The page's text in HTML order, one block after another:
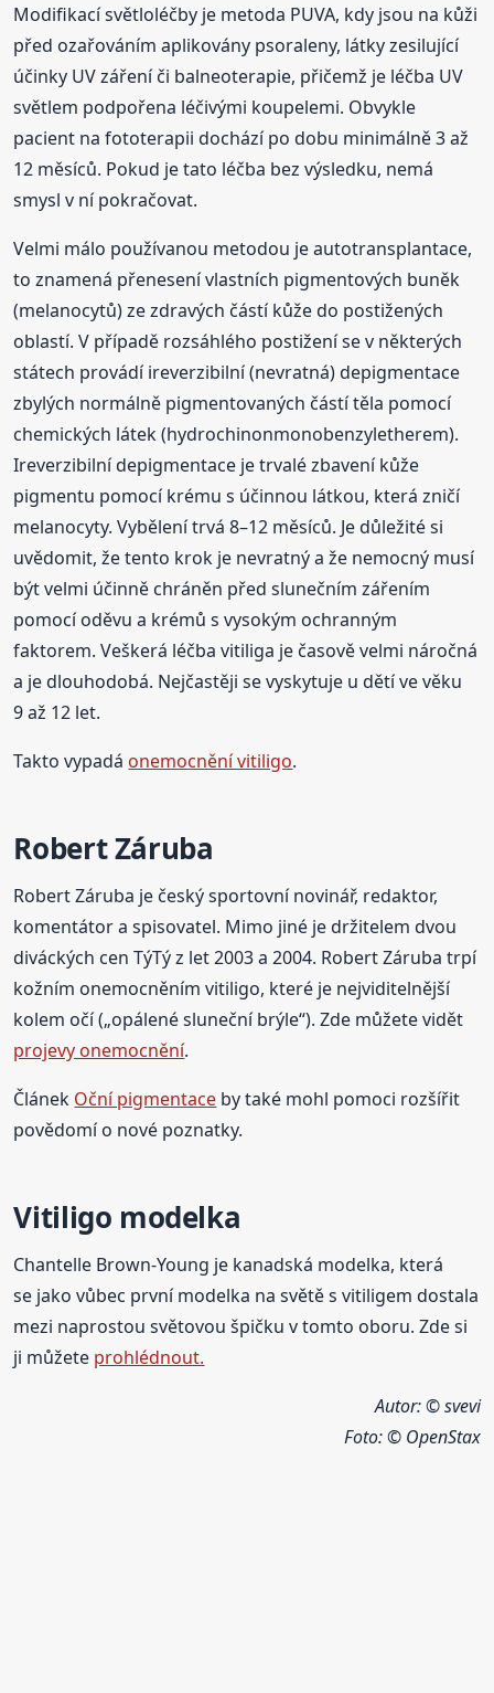
Modifikací světloléčby je metoda PUVA, kdy jsou na kůži
před ozařováním aplikovány psoraleny, látky zesilující
účinky UV záření či balneoterapie, přičemž je léčba UV
světlem podpořena léčivými koupelemi. Obvykle
pacient na fototerapii dochází po dobu minimálně 3 až
12 měsíců. Pokud je tato léčba bez výsledku, nemá
smysl v ní pokračovat.
Velmi málo používanou metodou je autotransplantace,
to znamená přenesení vlastních pigmentových buněk
(melanocytů) ze zdravých částí kůže do postižených
oblastí. V případě rozsáhlého postižení se v některých
státech provádí ireverzibilní (nevratná) depigmentace
zbylých normálně pigmentovaných částí těla pomocí
chemických látek (hydrochinonmo­nobenzyletherem).
Ireverzibilní depigmentace je trvalé zbavení kůže
pigmentu pomocí krému s účinnou látkou, která zničí
melanocyty. Vybělení trvá 8–12 měsíců. Je důležité si
uvědomit, že tento krok je nevratný a že nemocný musí
být velmi účinně chráněn před slunečním zářením
pomocí oděvu a krémů s vysokým ochranným
faktorem. Veškerá léčba vitiliga je časově velmi náročná
a je dlouhodobá. Nejčastěji se vyskytuje u dětí ve věku
9 až 12 let.
Takto vypadá onemocnění vitiligo.
Robert Záruba
Robert Záruba je český sportovní novinář, redaktor,
komentátor a spisovatel. Mimo jiné je držitelem dvou
diváckých cen TýTý z let 2003 a 2004. Robert Záruba trpí
kožním onemocněním vitiligo, které je nejviditelnější
kolem očí („opálené sluneční brýle“). Zde můžete vidět
projevy onemocnění.
Článek Oční pigmentace by také mohl pomoci rozšířit
povědomí o nové poznatky.
Vitiligo modelka
Chantelle Brown-Young je kanadská modelka, která
se jako vůbec první modelka na světě s vitiligem dostala
mezi naprostou světovou špičku v tomto oboru. Zde si
ji můžete prohlédnout.
Autor: © svevi
Foto:© OpenStax